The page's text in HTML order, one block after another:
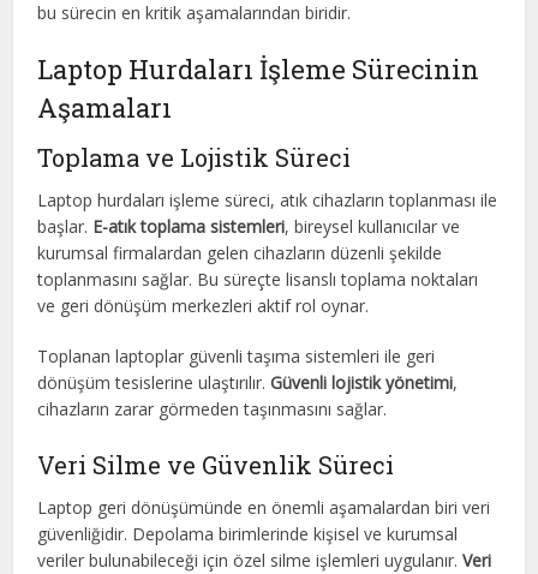
bu sürecin en kritik aşamalarından biridir.
Laptop Hurdaları İşleme Sürecinin
Aşamaları
Toplama ve Lojistik Süreci
Laptop hurdaları işleme süreci, atık cihazların toplanması ile
başlar. E-atık toplama sistemleri, bireysel kullanıcılar ve
kurumsal firmalardan gelen cihazların düzenli şekilde
toplanmasını sağlar. Bu süreçte lisanslı toplama noktaları
ve geri dönüşüm merkezleri aktif rol oynar.
Toplanan laptoplar güvenli taşıma sistemleri ile geri
dönüşüm tesislerine ulaştırılır.Güvenli lojistik yönetimi,
cihazların zarar görmeden taşınmasını sağlar.
Veri Silme ve Güvenlik Süreci
Laptop geri dönüşümünde en önemli aşamalardan biri veri
güvenliğidir. Depolama birimlerinde kişisel ve kurumsal
veriler bulunabileceği için özel silme işlemleri uygulanır.Veri